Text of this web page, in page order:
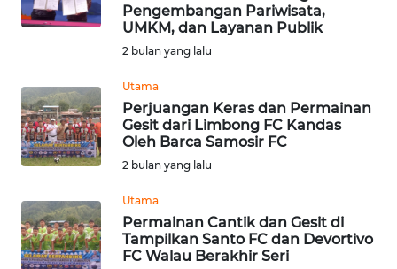
Pengembangan Pariwisata,
UMKM, dan Layanan Publik
2 bulan yang lalu
Utama
Perjuangan Keras dan Permainan
Gesit dari Limbong FC Kandas
Oleh Barca Samosir FC
2 bulan yang lalu
Utama
Permainan Cantik dan Gesit di
Tampilkan Santo FC dan Devortivo
FC Walau Berakhir Seri
WN
WN
MALUT
WN
WN
DANAU
TOBA